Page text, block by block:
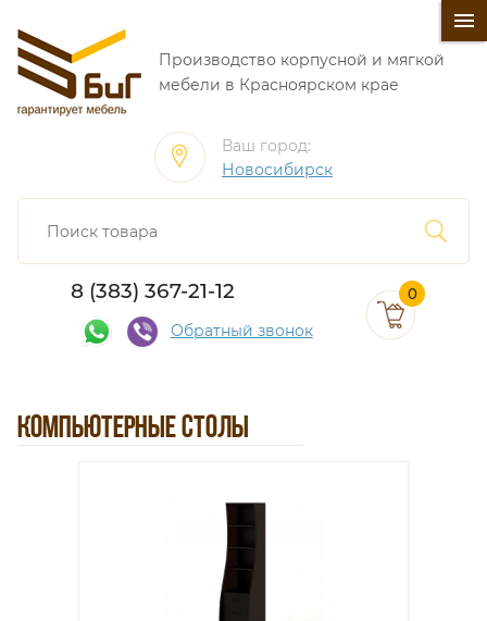
󰍜
Производство корпусной и мягкой
мебели в Красноярском крае
Ваш город:
Новосибирск
8 (383) 367-21-12
Обратный звонок
0
КОМПЬЮТЕРНЫЕ СТОЛЫ